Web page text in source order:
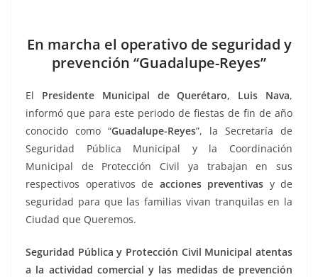
e
b
o
o
k
er l s
A
p
p
e
n
g
er
gr
a
m
p
ar
tir
En marcha el operativo de seguridad y
prevención “Guadalupe-Reyes”
El Presidente Municipal de Querétaro, Luis Nava,
informó que para este periodo de fiestas de fin de año
conocido como “Guadalupe-Reyes”, la Secretaría de
Seguridad Pública Municipal y la Coordinación
Municipal de Protección Civil ya trabajan en sus
respectivos operativos de acciones preventivas y de
seguridad para que las familias vivan tranquilas en la
Ciudad que Queremos.
Seguridad Pública y Protección Civil Municipal atentas
a la actividad comercial y las medidas de prevención